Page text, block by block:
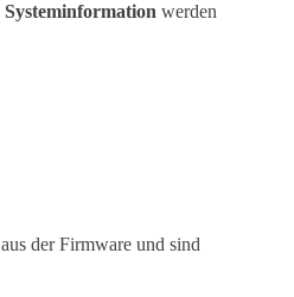
Systeminformation werden
der Firmware und sind